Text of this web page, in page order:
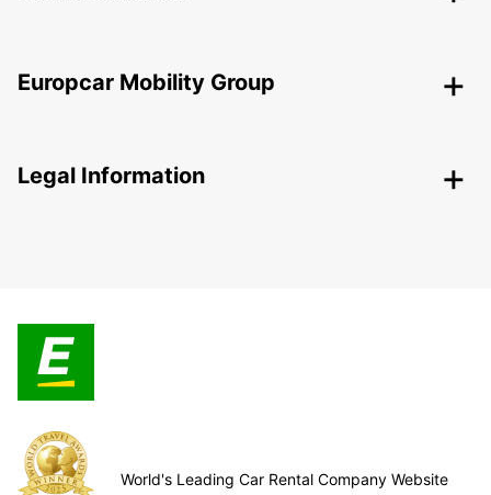
Europcar Mobility Group
Legal Information
World's Leading Car Rental Company Website